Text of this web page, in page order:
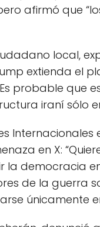
afirmó que
local,
extienda el
probable que
iraní sólo
Internacionales
en X:
la democracia
de la guerra
únicamente